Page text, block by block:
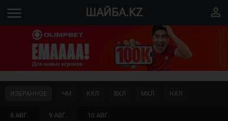
menu ШАЙБА.KZ perm_identity
8 АВГ. 9 АВГ. 10 АВГ.
ИЗБРАННОЕ ЧМ КХЛ ВХЛ МХЛ НХЛ